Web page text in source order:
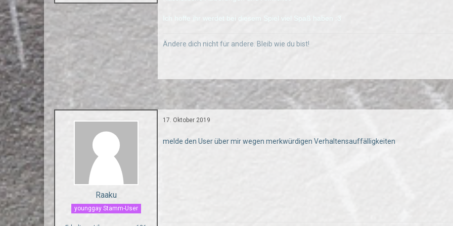
Ich hoffe ihr werdet bei diesem Spiel viel Spaß haben :3
Ändere dich nicht für andere. Bleib wie du bist!
Raaku
younggay Stamm-User
17. Oktober 2019
melde den User über mir wegen merkwürdigen Verhaltensauffälligkeiten